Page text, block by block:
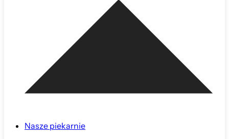
Nasze piekarnie